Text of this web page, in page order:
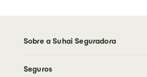
Sobre a Suhai Seguradora
Imprensa
Seguros